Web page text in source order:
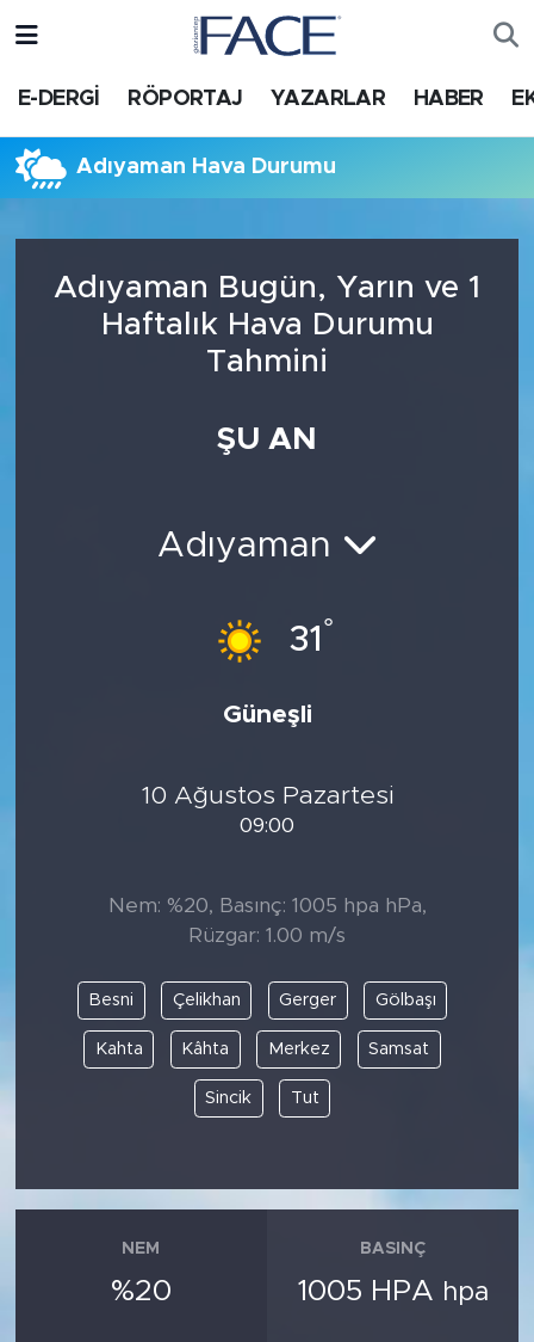
E-DERGİ RÖPORTAJ YAZARLAR HABER
Adıyaman Hava Durumu
Adıyaman Bugün, Yarın ve 1
Haftalık Hava Durumu
Tahmini
ŞU AN
Adıyaman
31 °
Güneşli
10 Ağustos Pazartesi
09:00
Nem: %20, Basınç: 1005 hpa hPa,
Rüzgar: 1.00 m/s
Besni Çelikhan Gerger Gölbaşı
Kahta Kâhta Merkez Samsat
Sincik Tut
NEM
%20
BASINÇ
1005 HPA hpa
HABER
Nöbetçi Eczaneler
Süper Lig Puan Durumu ve Fikstür
Tüm Manşetler